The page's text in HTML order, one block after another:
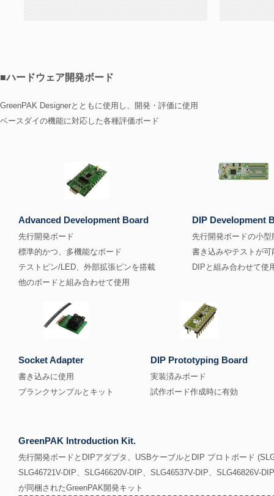
■ハードウェア開発ボード
GreenPAK Designerとともに使用し、開発・評価に使用
ベースダイの機能に対応した各種評価ボード
Advanced Development Board
先行開発ボード
標準的かつ、多機能なボード
テストピン/LED、外部拡張ピンを搭載
他のボードと組み合わせて使用
DIP Development
先行開発ボードの小型
書き込みやテストが可
DIPと組み合わせて使
Socket Adapter
書き込みに使用
ブランクサンプルとキット
DIP Prototyping Board
実装済みボード
試作ボード作成時に有効
GreenPAK Introduction Kit.
先行開発ボードとDIPアダプタ、USBケーブルとDIP プロトボード
SLG46721V-DIP、SLG46620V-DIP、SLG46537V-DIP、SLG46826V-
が同梱されたGreenPAK開発キット